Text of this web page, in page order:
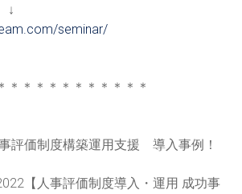
seminar/
＊＊＊＊＊＊＊＊＊＊＊
評価制度構築運用支援 導入事例！
【人事評価制度導入・運用 成功事